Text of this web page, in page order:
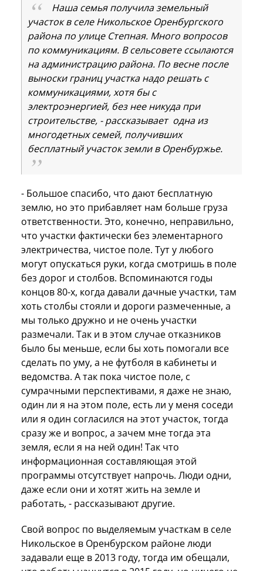
Наша семья получила земельный
участок в селе Никольское Оренбургского
района по улице Степная. Много вопросов
по коммуникациям. В сельсовете ссылаются
на администрацию района. По весне после
выноски границ участка надо решать с
коммуникациями, хотя бы с
электроэнергией, без нее никуда при
строительстве, - рассказывает одна из
многодетных семей, получивших
бесплатный участок земли в Оренбуржье.
- Большое спасибо, что дают бесплатную
землю, но это прибавляет нам больше груза
ответственности. Это, конечно, неправильно,
что участки фактически без элементарного
электричества, чистое поле. Тут у любого
могут опускаться руки, когда смотришь в поле
без дорог и столбов. Вспоминаются годы
концов 80-х, когда давали дачные участки, там
хоть столбы стояли и дороги размеченные, а
мы только дружно и не очень участки
размечали. Так и в этом случае отказников
было бы меньше, если бы хоть помогали все
сделать по уму, а не футболя в кабинеты и
ведомства. А так пока чистое поле, с
сумрачными перспективами, я даже не знаю,
один ли я на этом поле, есть ли у меня соседи
или я один согласился на этот участок, тогда
сразу же и вопрос, а зачем мне тогда эта
земля, если я на ней один! Так что
информационная составляющая этой
программы отсутствует напрочь. Люди одни,
даже если они и хотят жить на земле и
работать, - рассказывают другие.
Свой вопрос по выделяемым участкам в селе
Никольское в Оренбурском районе люди
задавали еще в 2013 году, тогда им обещали,